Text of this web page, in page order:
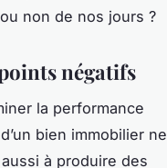
non de nos jours ?
négatifs
la performance
bien immobilier ne
à produire des